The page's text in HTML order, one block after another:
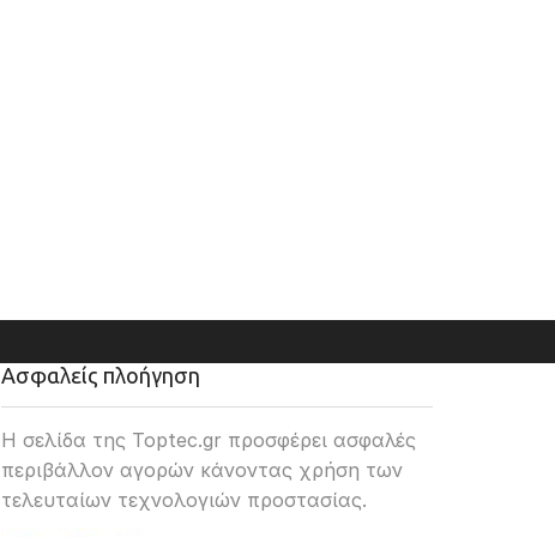
Ασφαλείς πλοήγηση
Η σελίδα της Toptec.gr προσφέρει ασφαλές
περιβάλλον αγορών κάνοντας χρήση των
τελευταίων τεχνολογιών προστασίας.